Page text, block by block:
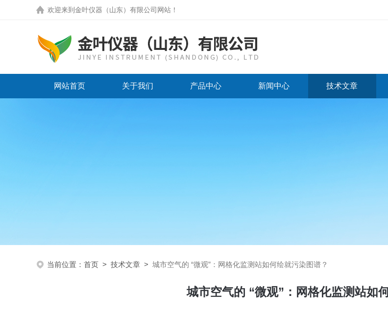
欢迎来到 金叶仪器（山东）有限公司网站 ！
网站首页 关于我们 产品中心 新闻中心 技术文章
当前位置： 首页 > 技术文章 > 城市空气的 “微观”：网格化监测站如何绘就污染图谱？
城市空气的 “微观”：网格化监测站如